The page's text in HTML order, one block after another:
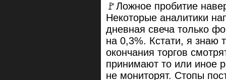
🚩Ложное пробитие
Некоторые аналитики
дневная свеча только
на 0,3%. Кстати, я знаю
окончания торгов
принимают то или иное
не мониторят. Стопы